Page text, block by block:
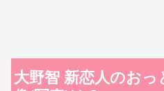
大野智 新恋人のお